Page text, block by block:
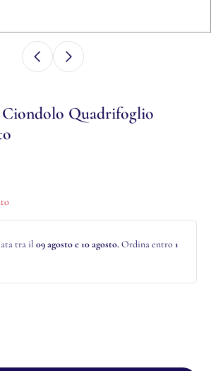
Ciondolo Quadrifoglio
tra il 09 agosto e 10 agosto.Ordina entro1